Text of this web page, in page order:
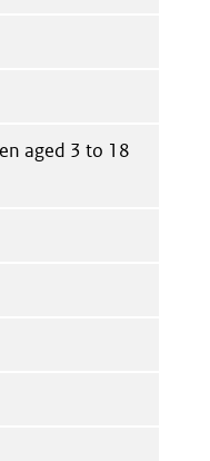
aged 3 to 18